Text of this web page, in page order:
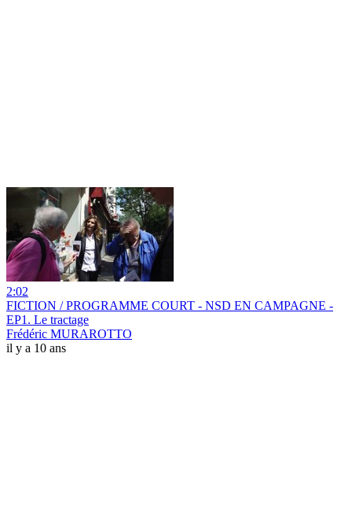
2:02
FICTION / PROGRAMME COURT - NSD EN CAMPAGNE -
EP1. Le tractage
Frédéric MURAROTTO
il y a 10 ans